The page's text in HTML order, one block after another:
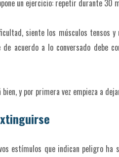
un ejercicio: repetir durante
siente los músculos
acuerdo a lo conversado debe
y por primera vez empieza a
estímulos que indican peligro